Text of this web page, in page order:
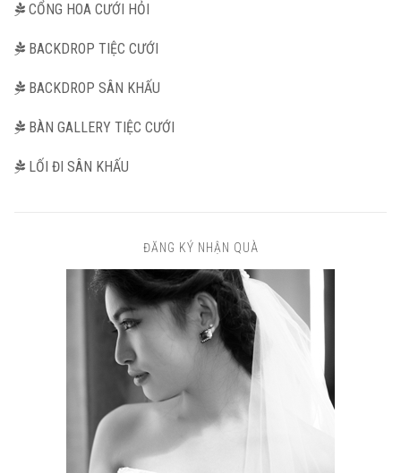
CỔNG HOA CƯỚI HỎI
BACKDROP TIỆC CƯỚI
BACKDROP SÂN KHẤU
BÀN GALLERY TIỆC CƯỚI
LỐI ĐI SÂN KHẤU
ĐĂNG KÝ NHẬN QUÀ